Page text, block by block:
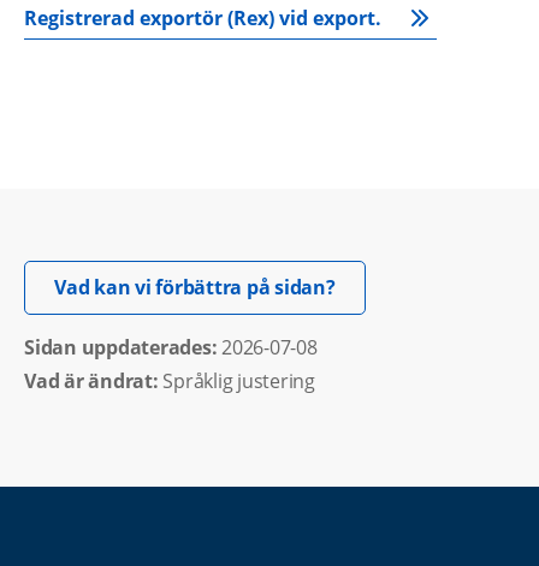
Registrerad exportör (Rex) vid export.
Vad kan vi förbättra på sidan?Öppnas i nytt fönster.
Sidan uppdaterades: 2026-07-08
Vad är ändrat: Språklig justering